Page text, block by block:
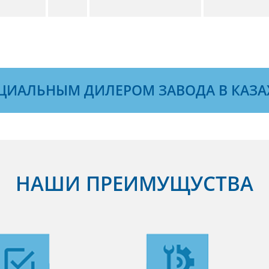
ДИЛЕРОМ ЗАВОДА В
НАШИ ПРЕИМУЩУСТВА